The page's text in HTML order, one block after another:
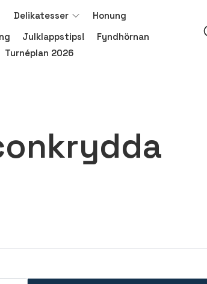
Delikatesser
Honung
Julklappstips!
Fyndhörnan
Turnéplan 2026